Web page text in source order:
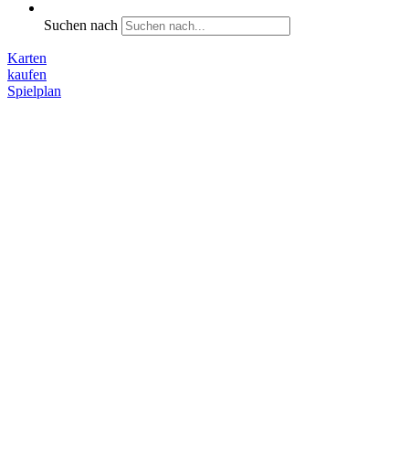
Suchen nach
Karten
kaufen
Spielplan